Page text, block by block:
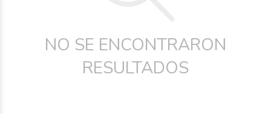
NO SE ENCONTRARON
RESULTADOS